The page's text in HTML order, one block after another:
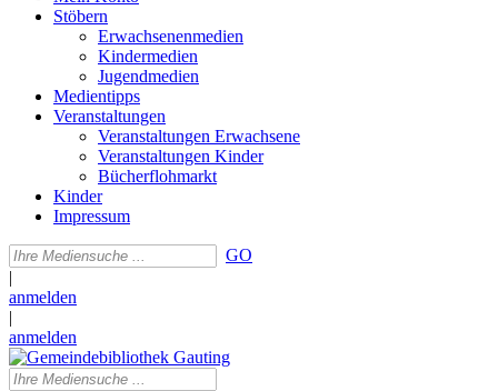
Stöbern
Erwachsenenmedien
Kindermedien
Jugendmedien
Medientipps
Veranstaltungen
Veranstaltungen Erwachsene
Veranstaltungen Kinder
Bücherflohmarkt
Kinder
Impressum
GO
|
anmelden
|
anmelden